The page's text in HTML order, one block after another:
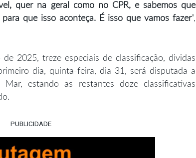
quer na geral como no CPR, e sabemos que
que isso aconteça. É isso que vamos fazer”,
2025, treze especiais de classificação, dividas
dia, quinta-feira, dia 31, será disputada a
estando as restantes doze classificativas
PUBLICIDADE